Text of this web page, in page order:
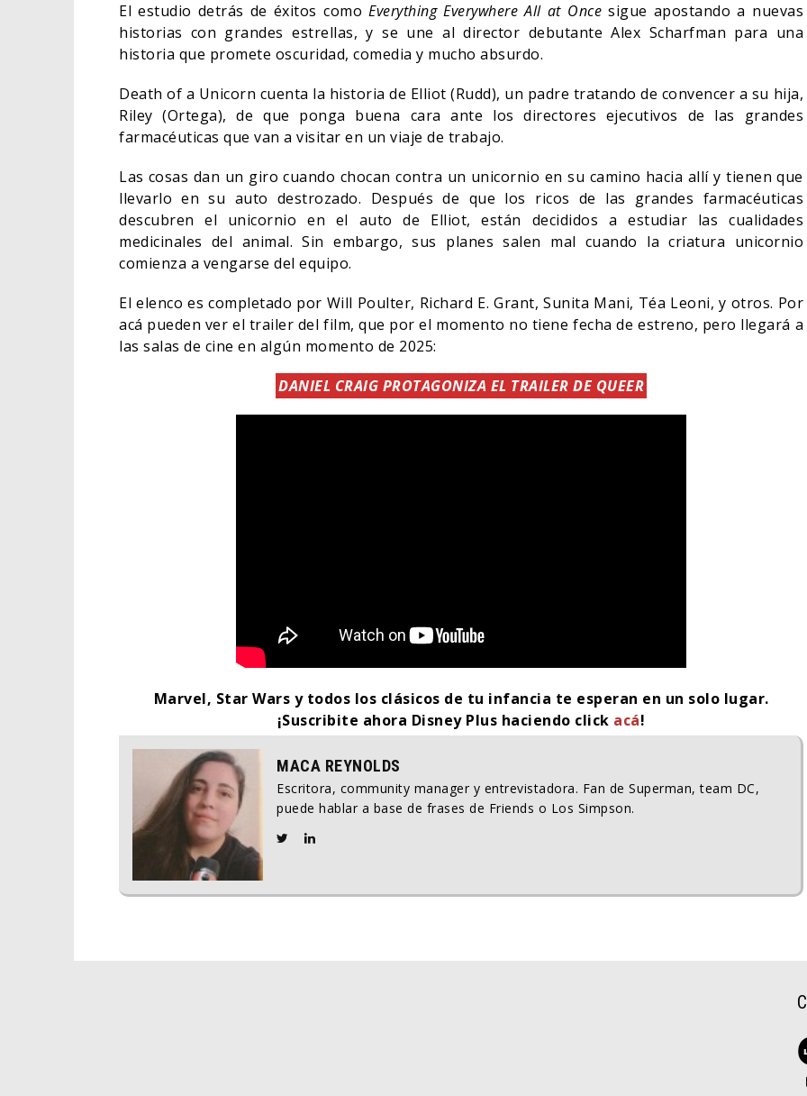
El estudio detrás de éxitos comoEverything Everywhere All at Once sigue apostando a nuevas
historias con grandes estrellas, y se une al director debutante Alex Scharfman para una
historia que promete oscuridad, comedia y mucho absurdo.
Death of a Unicorn cuenta la historia de Elliot (Rudd), un padre tratando de convencer a su hija,
Riley (Ortega), de que ponga buena cara ante los directores ejecutivos de las grandes
farmacéuticas que van a visitar en un viaje de trabajo.
Las cosas dan un giro cuando chocan contra un unicornio en su camino hacia allí y tienen que
llevarlo en su auto destrozado. Después de que los ricos de las grandes farmacéuticas
descubren el unicornio en el auto de Elliot, están decididos a estudiar las cualidades
medicinales del animal. Sin embargo, sus planes salen mal cuando la criatura unicornio
comienza a vengarse del equipo.
El elenco es completado por Will Poulter, Richard E. Grant, Sunita Mani, Téa Leoni, y otros. Por
acá pueden ver el trailer del film, que por el momento no tiene fecha de estreno, pero llegará a
las salas de cine en algún momento de 2025:
DANIEL CRAIG PROTAGONIZA EL TRAILER DE QUEER
Marvel, Star Wars y todos los clásicos de tu infancia te esperan en un solo lugar.
¡Suscribite ahora Disney Plus haciendo click acá!
MACA REYNOLDS
Escritora, community manager y entrevistadora. Fan de Superman, team DC,
puede hablar a base de frases de Friends o Los Simpson.
ORLANDO BLOOM AFIRMA
HABER RECHAZADO SER
BATMAN
CINE 05/08/2026
SPIDER-MAN: UN NUEVO
DÍA ESTÁ IMPARABLE
CINE 05/08/2026